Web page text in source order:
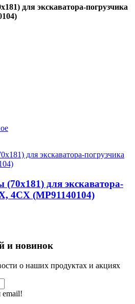
для экскаватора-погрузчика
(70x181) для экскаватора-
4CX (MP91140104)
и новинок
о наших продуктах и акциях
email!